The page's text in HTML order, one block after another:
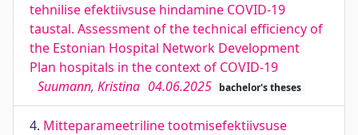
tehnilise efektiivsuse hindamine COVID-19
taustal. Assessment of the technical efficiency of
the Estonian Hospital Network Development
Plan hospitals in the context of COVID-19
Suumann, Kristina 04.06.2025 bachelor's theses
4. Mitteparameetriline tootmisefektiivsuse